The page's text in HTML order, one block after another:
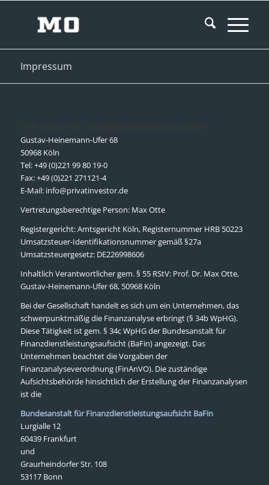
Impressum
Gustav-Heinemann-Ufer 68
50968 Köln
Tel: +49 (0)221 99 80 19-0
Fax: +49 (0)221 271121-4
E-Mail: info@privatinvestor.de
Vertretungsberechtige Person: Max Otte
Registergericht: Amtsgericht Köln, Registernummer HRB 50223
Umsatzsteuer-Identifikationsnummer gemäß §27a
Umsatzsteuergesetz: DE226998606
Inhaltlich Verantwortlicher gem. § 55 RStV: Prof. Dr. Max Otte,
Gustav-Heinemann-Ufer 68, 50968 Köln
Bei der Gesellschaft handelt es sich um ein Unternehmen, das
schwerpunktmäßig die Finanzanalyse erbringt (§ 34b WpHG).
Diese Tätigkeit ist gem. § 34c WpHG der Bundesanstalt für
Finanzdienstleistungsaufsicht (BaFin) angezeigt. Das
Unternehmen beachtet die Vorgaben der
Finanzanalyseverordnung (FinAnVO). Die zuständige
Aufsichtsbehörde hinsichtlich der Erstellung der Finanzanalysen
ist die
Bundesanstalt für Finanzdienstleistungsaufsicht BaFin
Lurgialle 12
60439 Frankfurt
und
Graurheindorfer Str. 108
53117 Bonn